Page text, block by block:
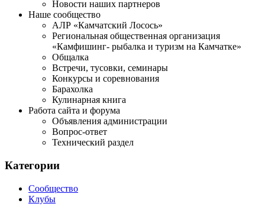
Новости наших партнеров
Наше сообщество
АЛР «Камчатский Лосось»
Региональная общественная организация
«Камфишинг- рыбалка и туризм на Камчатке»
Общалка
Встречи, тусовки, семинары
Конкурсы и соревнования
Барахолка
Кулинарная книга
Работа сайта и форума
Объявления администрации
Вопрос-ответ
Технический раздел
Категории
Сообщество
Клубы